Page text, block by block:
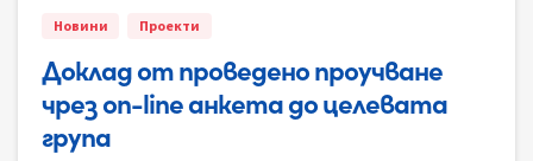
Новини Проекти
Доклад от проведено проучване
чрез on-line анкета до целевата
група